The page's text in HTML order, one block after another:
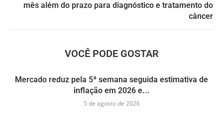
mês além do prazo para diagnóstico e tratamento do
câncer
VOCÊ PODE GOSTAR
Mercado reduz pela 5ª semana seguida estimativa de
inflação em 2026 e...
5 de agosto de 2026